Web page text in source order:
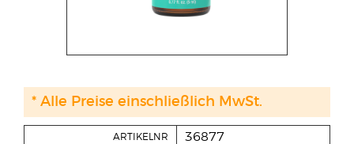
ARTIKELNR 36877
* Alle Preise einschließlich MwSt.